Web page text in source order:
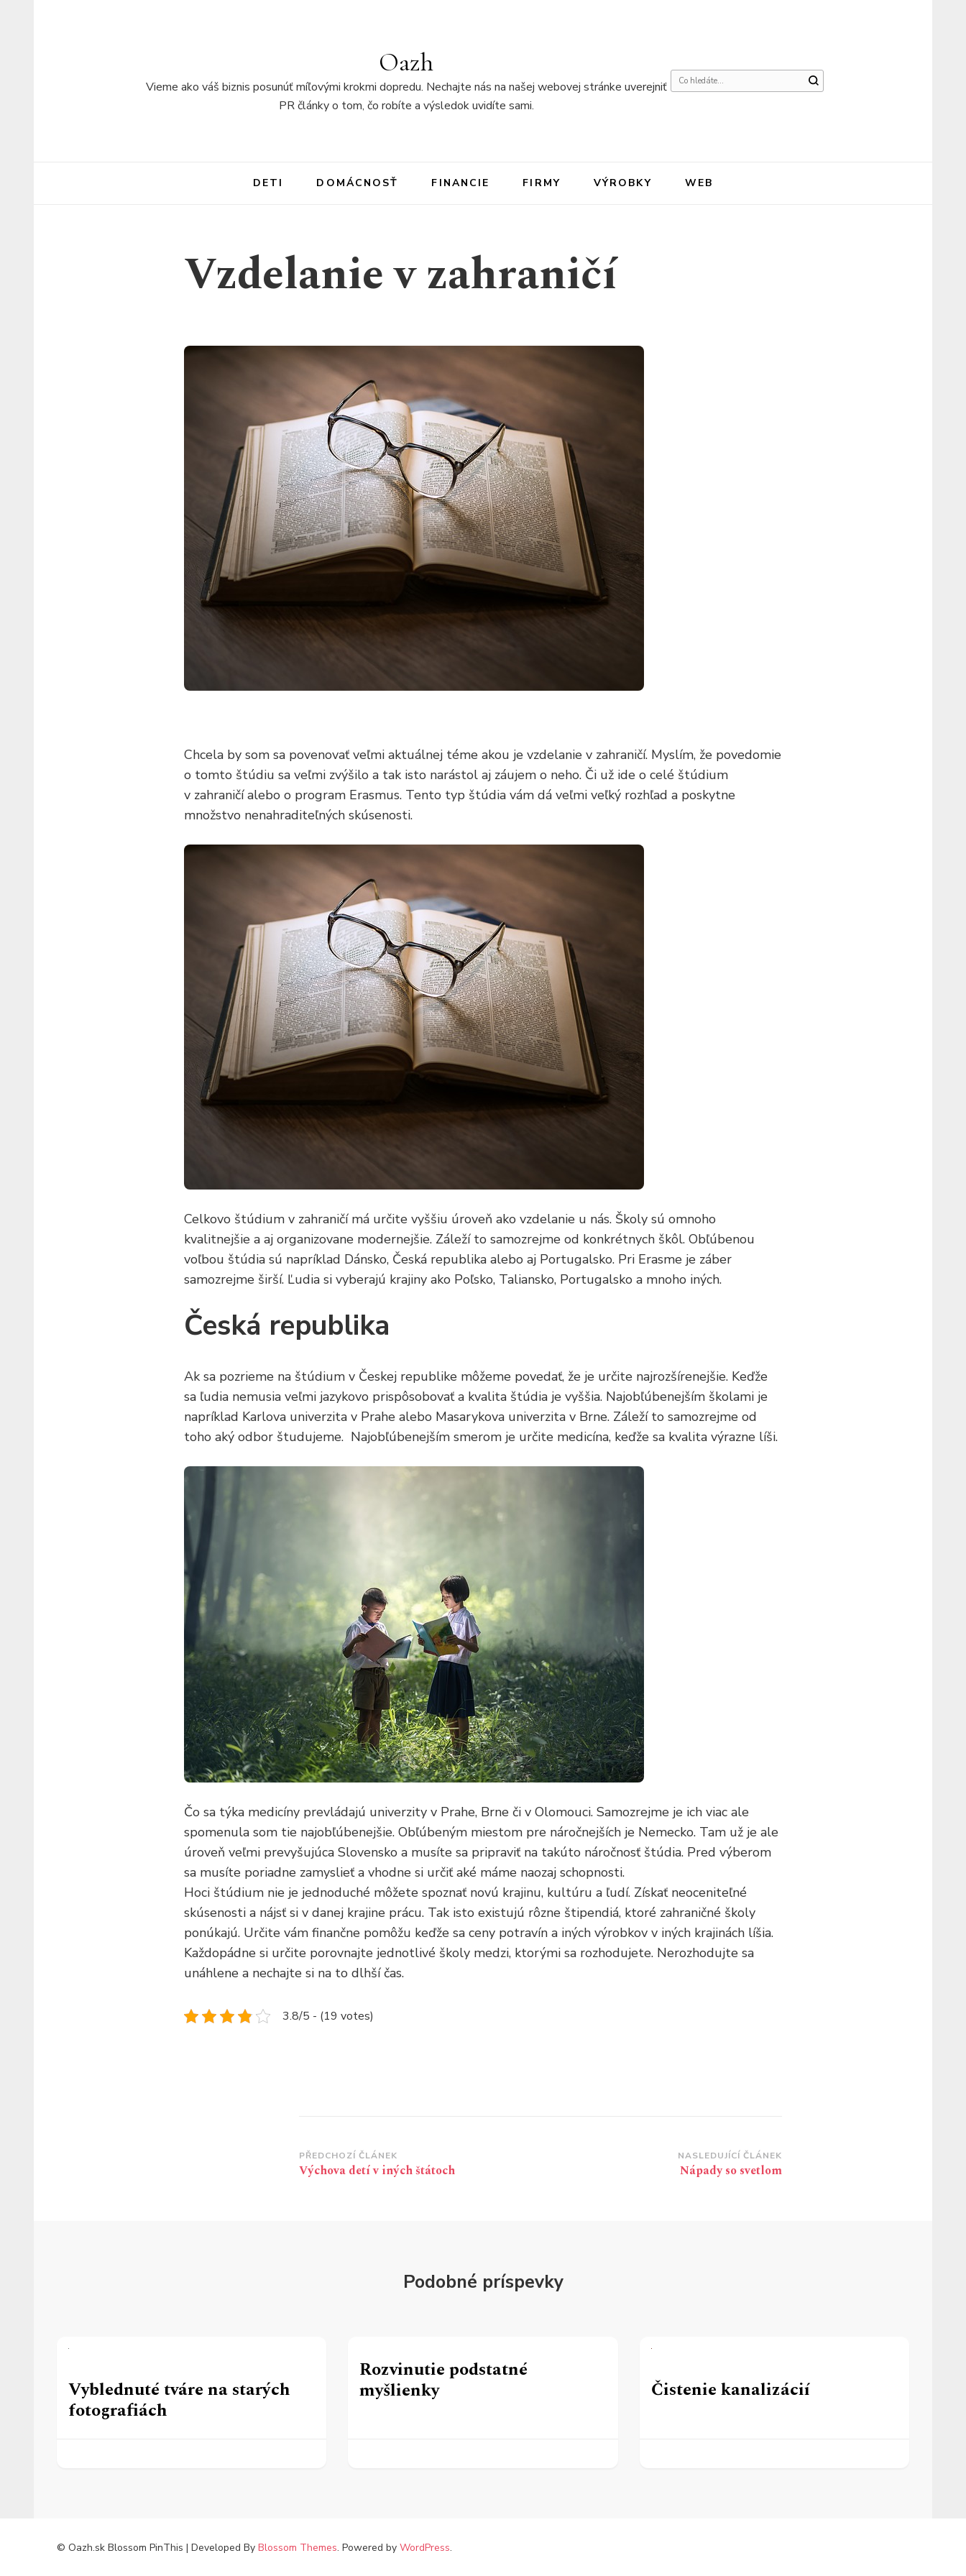
Oazh
Vieme ako váš biznis posunúť míľovými krokmi dopredu. Nechajte nás na našej webovej stránke uverejniť
PR články o tom, čo robíte a výsledok uvidíte sami.
Hledáte
DETI DOMÁCNOSŤ FINANCIE FIRMY VÝROBKY WEB
Vzdelanie v zahraničí
Chcela by som sa povenovať veľmi aktuálnej téme akou je vzdelanie v zahraničí. Myslím, že povedomie
o tomto štúdiu sa veľmi zvýšilo a tak isto narástol aj záujem o neho. Či už ide o celé štúdium
v zahraničí alebo o program Erasmus. Tento typ štúdia vám dá veľmi veľký rozhľad a poskytne
množstvo nenahraditeľných skúsenosti.
Celkovo štúdium v zahraničí má určite vyššiu úroveň ako vzdelanie u nás. Školy sú omnoho
kvalitnejšie a aj organizovane modernejšie. Záleží to samozrejme od konkrétnych škôl. Obľúbenou
voľbou štúdia sú napríklad Dánsko, Česká republika alebo aj Portugalsko. Pri Erasme je záber
samozrejme širší. Ľudia si vyberajú krajiny ako Poľsko, Taliansko, Portugalsko a mnoho iných.
Česká republika
Ak sa pozrieme na štúdium v Českej republike môžeme povedať, že je určite najrozšírenejšie. Keďže
sa ľudia nemusia veľmi jazykovo prispôsobovať a kvalita štúdia je vyššia. Najobľúbenejším školami je
napríklad Karlova univerzita v Prahe alebo Masarykova univerzita v Brne. Záleží to samozrejme od
toho aký odbor študujeme. Najobľúbenejším smerom je určite medicína, keďže sa kvalita výrazne líši.
Čo sa týka medicíny prevládajú univerzity v Prahe, Brne či v Olomouci. Samozrejme je ich viac ale
spomenula som tie najobľúbenejšie. Obľúbeným miestom pre náročnejších je Nemecko. Tam už je ale
úroveň veľmi prevyšujúca Slovensko a musíte sa pripraviť na takúto náročnosť štúdia. Pred výberom
sa musíte poriadne zamyslieť a vhodne si určiť aké máme naozaj schopnosti.
Hoci štúdium nie je jednoduché môžete spoznať novú krajinu, kultúru a ľudí. Získať neoceniteľné
skúsenosti a nájsť si v danej krajine prácu. Tak isto existujú rôzne štipendiá, ktoré zahraničné školy
ponúkajú. Určite vám finančne pomôžu keďže sa ceny potravín a iných výrobkov v iných krajinách líšia.
Každopádne si určite porovnajte jednotlivé školy medzi, ktorými sa rozhodujete. Nerozhodujte sa
unáhlene a nechajte si na to dlhší čas.
3.8/5 - (19 votes)
Navigace
příspěvku
PŘEDCHOZÍ ČLÁNEK
Výchova detí v iných štátoch
NASLEDUJÍCÍ ČLÁNEK
Nápady so svetlom
Podobné príspevky
Vyblednuté tváre na starých
fotografiách
Rozvinutie podstatné
myšlienky
Čistenie kanalizácií
© Oazh.sk Blossom PinThis | Developed By Blossom Themes. Powered by WordPress.